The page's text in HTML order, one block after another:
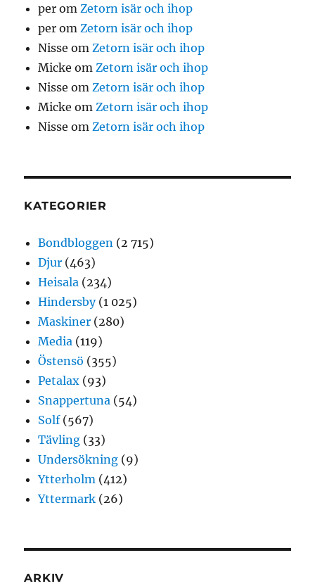
per omZetorn isär och ihop
per omZetorn isär och ihop
Nisse omZetorn isär och ihop
Micke omZetorn isär och ihop
Nisse omZetorn isär och ihop
Micke omZetorn isär och ihop
Nisse omZetorn isär och ihop
KATEGORIER
Bondbloggen (2 715)
Djur (463)
Heisala (234)
Hindersby(1 025)
Maskiner (280)
Media (119)
Östensö (355)
Petalax (93)
Snappertuna (54)
Solf(567)
Tävling (33)
Undersökning (9)
Ytterholm (412)
Yttermark (26)
ARKIV